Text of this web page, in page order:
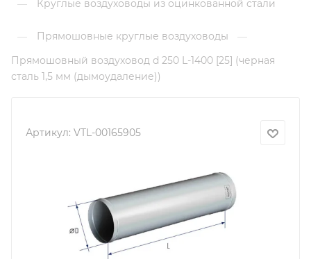
— Круглые воздуховоды из оцинкованной стали
— Прямошовные круглые воздуховоды
—
Прямошовный воздуховод d 250 L-1400 [25] (черная
сталь 1,5 мм (дымоудаление))
Артикул: VTL-00165905